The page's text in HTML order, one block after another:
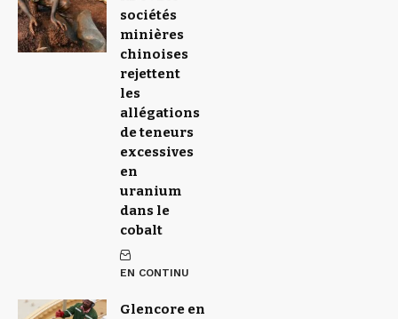
sociétés
minières
chinoises
rejettent
les
allégations
de teneurs
excessives
en
uranium
dans le
cobalt
EN CONTINU
Glencore en